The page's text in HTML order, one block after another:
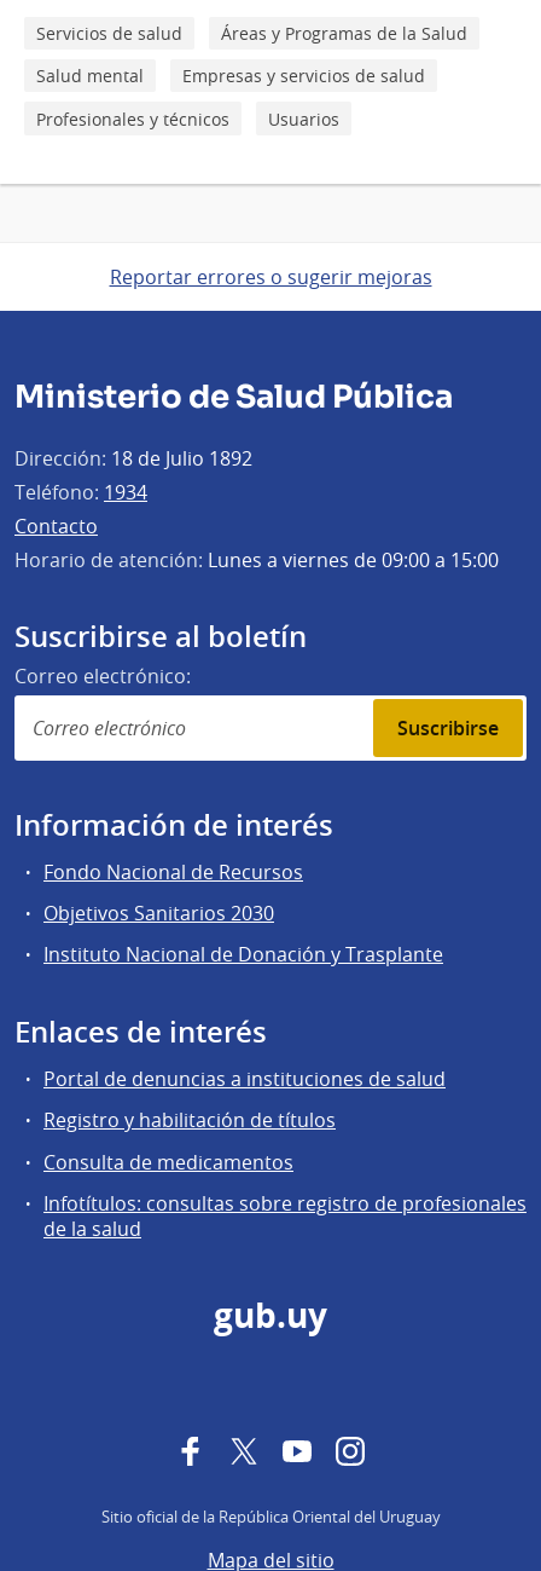
Servicios de salud
Áreas y Programas de la Salud
Salud mental
Empresas y servicios de salud
Profesionales y técnicos
Usuarios
Reportar errores o sugerir mejoras
Ministerio de Salud Pública
Dirección: 18 de Julio 1892
Teléfono: 1934
Contacto
Horario de atención: Lunes a viernes de 09:00 a 15:00
Suscribirse al boletín
Correo electrónico:
Suscribirse
Información de interés
Fondo Nacional de Recursos
Objetivos Sanitarios 2030
Instituto Nacional de Donación y Trasplante
Enlaces de interés
Portal de denuncias a instituciones de salud
Registro y habilitación de títulos
Consulta de medicamentos
Infotítulos: consultas sobre registro de profesionales
de la salud
gub.uy
FacebookTwitterYouTubeInstagram
Sitio oficial de la República Oriental del Uruguay
Mapa del sitio